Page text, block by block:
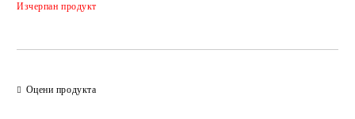
Изчерпан продукт
Оцени продукта